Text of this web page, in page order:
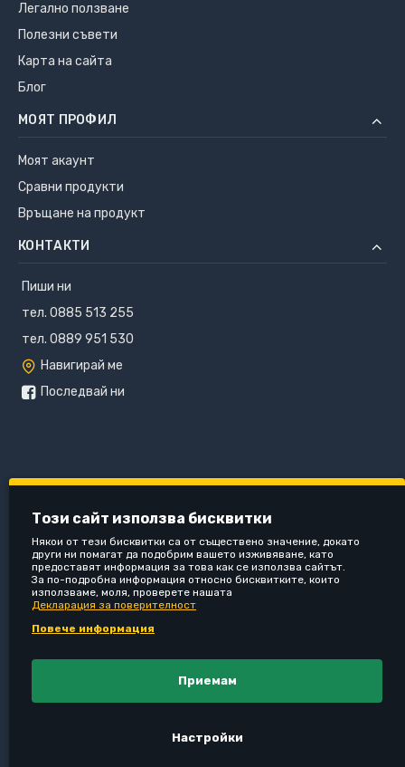
Легално ползване
Полезни съвети
Карта на сайта
Блог
МОЯТ ПРОФИЛ
Моят акаунт
Сравни продукти
Връщане на продукт
КОНТАКТИ
Пиши ни
тел. 0885 513 255
тел. 0889 951 530
Навигирай ме
Последвай ни
Този сайт използва бисквитки
Някои от тези бисквитки са от съществено значение, докато
други ни помагат да подобрим вашето изживяване, като
предоставят информация за това как се използва сайтът.
За по-подробна информация относно бисквитките, които
използваме, моля, проверете нашата
Декларация за поверителност
Повече информация
Приемам
Настройки